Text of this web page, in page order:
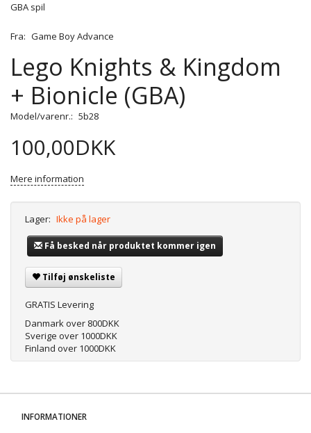
GBA spil
Fra: Game Boy Advance
Lego Knights & Kingdom
+ Bionicle (GBA)
Model/varenr.: 5b28
100,00DKK
Mere information
Lager: Ikke på lager
Få besked når produktet kommer igen
Tilføj ønskeliste
GRATIS Levering
Danmark over 800DKK
Sverige over 1000DKK
Finland over 1000DKK
INFORMATIONER